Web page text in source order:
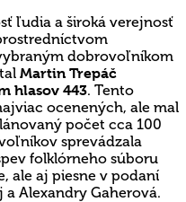
ľudia a široká verejnosť
dobrovoľníkom
Martin Trepáč
hlasov 443. Tento
ocenených, ale mal
počet cca 100
sprevádzala
folklórneho súboru
ale aj piesne v podaní
a Alexandry Gaherová.